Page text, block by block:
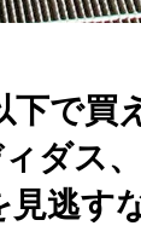
で買
ダス
逃す